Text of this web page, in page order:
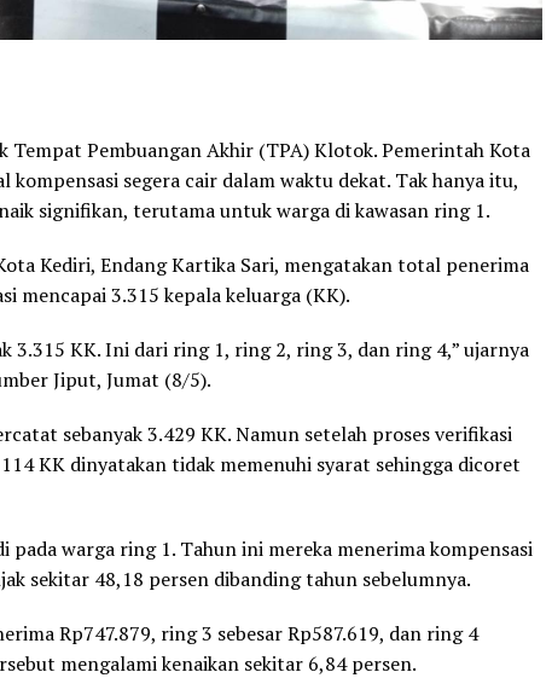
Tempat Pembuangan Akhir (TPA) Klotok. Pemerintah Kota
kompensasi segera cair dalam waktu dekat. Tak hanya itu,
signifikan, terutama untuk warga di kawasan ring 1.
Kediri, Endang Kartika Sari, mengatakan total penerima
mencapai 3.315 kepala keluarga (KK).
3.315 KK. Ini dari ring 1, ring 2, ring 3, dan ring 4,” ujarnya
Jiput, Jumat (8/5).
sebanyak 3.429 KK. Namun setelah proses verifikasi
KK dinyatakan tidak memenuhi syarat sehingga dicoret
warga ring 1. Tahun ini mereka menerima kompensasi
sekitar 48,18 persen dibanding tahun sebelumnya.
Rp747.879, ring 3 sebesar Rp587.619, dan ring 4
mengalami kenaikan sekitar 6,84 persen.